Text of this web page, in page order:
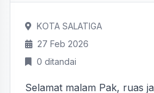
KOTA SALATIGA
27 Feb 2026
0 ditandai
Selamat malam Pak, ruas